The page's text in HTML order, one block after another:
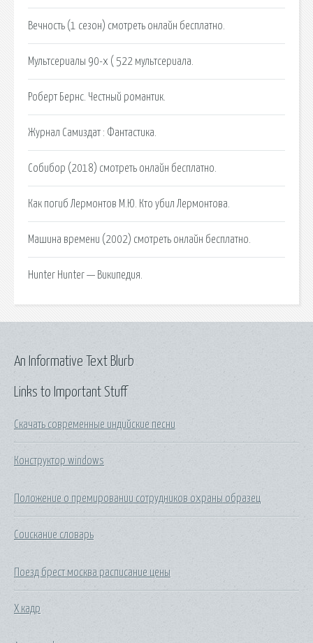
Вечность (1 сезон) смотреть онлайн бесплатно.
Мультсериалы 90-х ( 522 мультсериала.
Роберт Бернс. Честный романтик.
Журнал Самиздат : Фантастика.
Собибор (2018) смотреть онлайн бесплатно.
Как погиб Лермонтов М.Ю. Кто убил Лермонтова.
Машина времени (2002) смотреть онлайн бесплатно.
Hunter Hunter — Википедия.
Links to Important Stuff
Скачать современные индийские песни
Конструктор windows
Положение о премировании сотрудников охраны образец
Соискание словарь
Поезд брест москва расписание цены
Х кадр
An Informative Text Blurb